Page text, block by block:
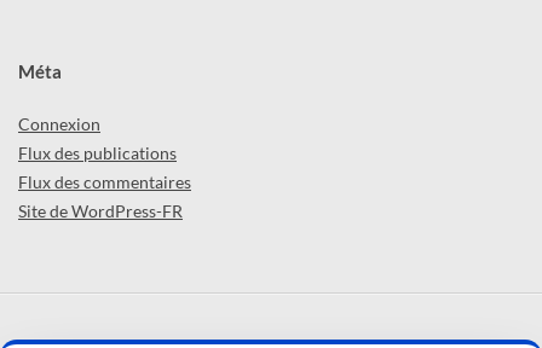
Méta
Connexion
Flux des publications
Flux des commentaires
Site de WordPress-FR